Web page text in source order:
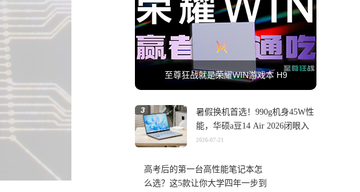
至尊狂战就是荣耀WIN游戏本 H9
暑假换机首选！990g机身45W性
能，华硕a豆14 Air 2026闭眼入
2026-07-21
高考后的第一台高性能笔记本怎
么选？这5款让你大学四年一步到